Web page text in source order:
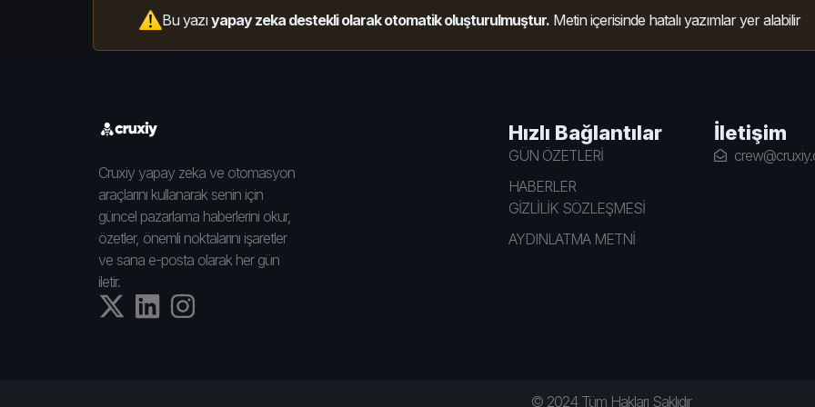
Bu yazıyapay zeka destekli olarak otomatik oluşturulmuştur. Metin içerisinde hatalı yazımlar yer alabilir
Cruxiy yapay zeka ve otomasyon
araçlarını kullanarak senin için
güncel pazarlama haberlerini okur,
özetler, önemli noktalarını işaretler
ve sana e-posta olarak her gün
iletir.
Hızlı Bağlantılar
GÜN ÖZETLERİ
HABERLER
GİZLİLİK SÖZLEŞMESİ
AYDINLATMA METNİ
İletişim
© 2024 Tüm Hakları Saklıdır